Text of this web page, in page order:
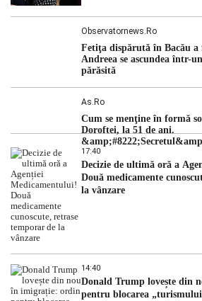
Observatornews.ro
Fetiţa dispărută în Bacău a
Andreea se ascundea într-
părăsită
As.ro
Cum se menţine în formă
Doroftei, la 51 de ani.
dezvăluit
17:40
Decizie de ultimă oră a
Două medicamente
la vânzare
14:40
Donald Trump lovește din
pentru blocarea „turismului